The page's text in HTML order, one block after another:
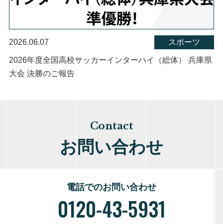
2026.06.07 スポーツ
2026年度全国高校サッカーインターハイ（総体） 兵庫県
大会 決勝のご報告
Contact
お問い合わせ
電話でのお問い合わせ
0120-43-5931